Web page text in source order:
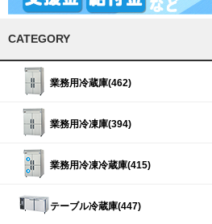
CATEGORY
業務用冷蔵庫(462)
業務用冷凍庫(394)
業務用冷凍冷蔵庫(415)
テーブル冷蔵庫(447)